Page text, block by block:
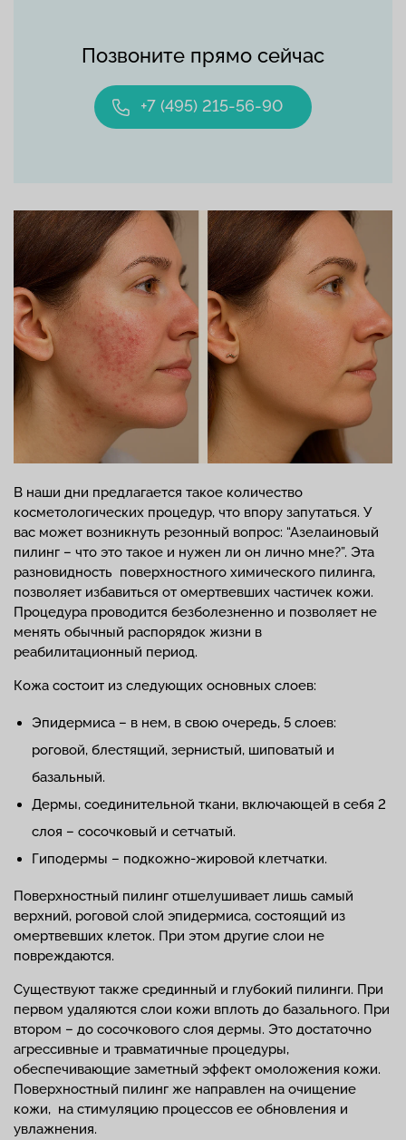
Позвоните прямо сейчас
+7 (495) 215-56-90
В наши дни предлагается такое количество
косметологических процедур, что впору запутаться. У
вас может возникнуть резонный вопрос: “Азелаиновый
пилинг – что это такое и нужен ли он лично мне?”. Эта
разновидность поверхностного химического пилинга,
позволяет избавиться от омертвевших частичек кожи.
Процедура проводится безболезненно и позволяет не
менять обычный распорядок жизни в
реабилитационный период.
Кожа состоит из следующих основных слоев:
Эпидермиса – в нем, в свою очередь, 5 слоев:
роговой, блестящий, зернистый, шиповатый и
базальный.
Дермы, соединительной ткани, включающей в себя 2
слоя – сосочковый и сетчатый.
Гиподермы – подкожно-жировой клетчатки.
Поверхностный пилинг отшелушивает лишь самый
верхний, роговой слой эпидермиса, состоящий из
омертвевших клеток. При этом другие слои не
повреждаются.
Существуют также срединный и глубокий пилинги. При
первом удаляются слои кожи вплоть до базального. При
втором – до сосочкового слоя дермы. Это достаточно
агрессивные и травматичные процедуры,
обеспечивающие заметный эффект омоложения кожи.
Поверхностный пилинг же направлен на очищение
кожи, на стимуляцию процессов ее обновления и
увлажнения.